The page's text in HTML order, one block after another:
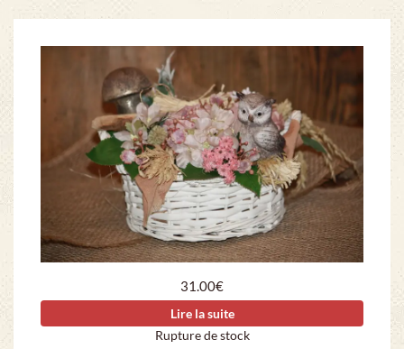
31.00€
Lire la suite
Rupture de stock